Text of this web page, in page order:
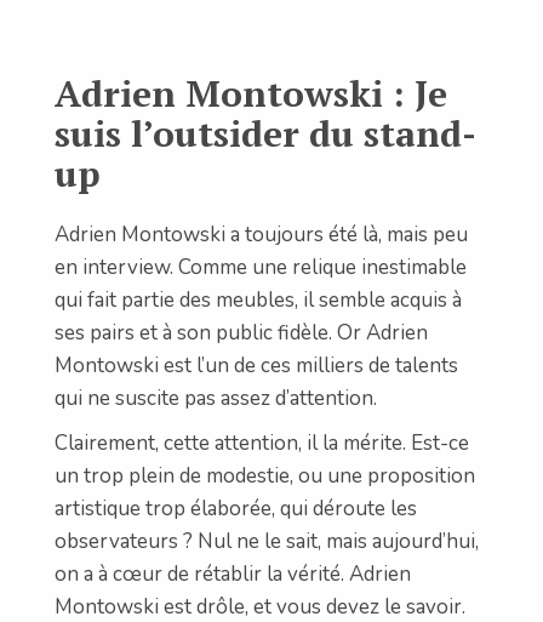
Adrien Montowski : Je
suis l’outsider du stand-
up
Adrien Montowski a toujours été là, mais peu
en interview. Comme une relique inestimable
qui fait partie des meubles, il semble acquis à
ses pairs et à son public fidèle. Or Adrien
Montowski est l’un de ces milliers de talents
qui ne suscite pas assez d’attention.
Clairement, cette attention, il la mérite. Est-ce
un trop plein de modestie, ou une proposition
artistique trop élaborée, qui déroute les
observateurs ? Nul ne le sait, mais aujourd’hui,
on a à cœur de rétablir la vérité. Adrien
Montowski est drôle, et vous devez le savoir.